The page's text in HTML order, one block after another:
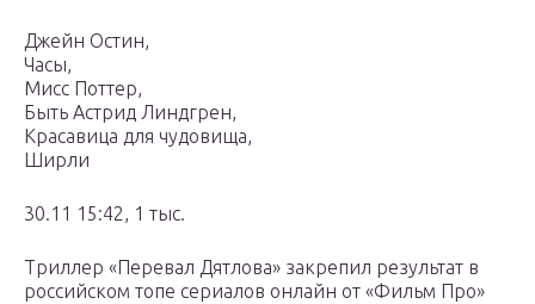
Джейн Остин,
Часы,
Мисс Поттер,
Быть Астрид Линдгрен,
Красавица для чудовища,
Ширли
30.11 15:42, 1 тыс.
Триллер «Перевал Дятлова» закрепил результат в
российском топе сериалов онлайн от «Фильм Про»